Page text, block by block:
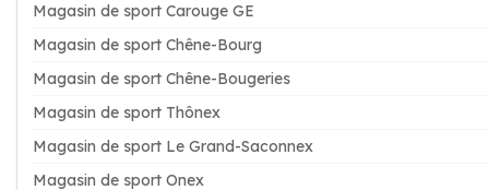
Magasin de sport Carouge GE
Magasin de sport Chêne-Bourg
Magasin de sport Chêne-Bougeries
Magasin de sport Thônex
Magasin de sport Le Grand-Saconnex
Magasin de sport Onex